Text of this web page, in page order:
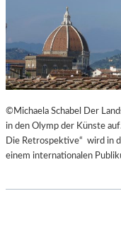
©Michaela Schabel Der
in den Olymp der Künste
Die Retrospektive“ wird in
einem internationalen